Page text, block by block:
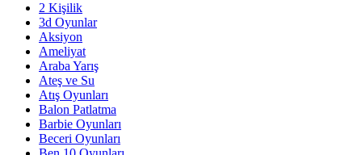
2 Kişilik
3d Oyunlar
Aksiyon
Ameliyat
Araba Yarış
Ateş ve Su
Atış Oyunları
Balon Patlatma
Barbie Oyunları
Beceri Oyunları